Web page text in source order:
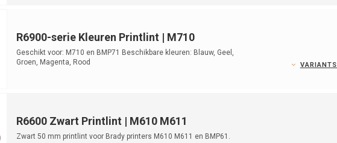
R6900-serie Kleuren Printlint | M710
Geschikt voor: M710 en BMP71 Beschikbare kleuren: Blauw, Geel,
Groen, Magenta, Rood
VARIANTS
R6600 Zwart Printlint | M610 M611
Zwart 50 mm printlint voor Brady printers M610 M611 en BMP61.